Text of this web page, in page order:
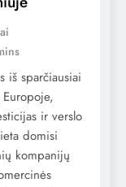
iš sparčiausiai
ir verslo
domisi
kompanijų